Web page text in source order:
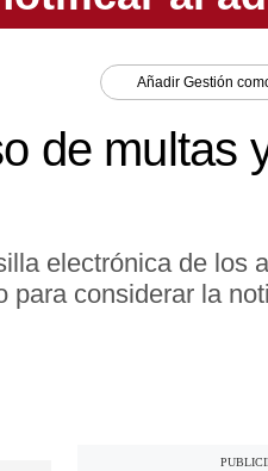
Añadir Gestión
de multas
electrónica de los
para considerar la